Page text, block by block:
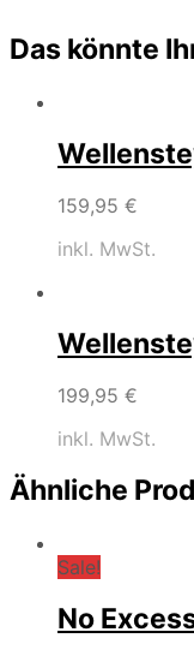
Das könnte
159,95 €
inkl. MwSt.
199,95 €
inkl. MwSt.
Ähnliche
Sale!
No